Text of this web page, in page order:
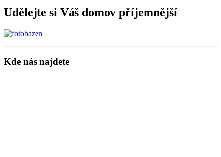
Udělejte si Váš domov příjemnější
Kde nás najdete